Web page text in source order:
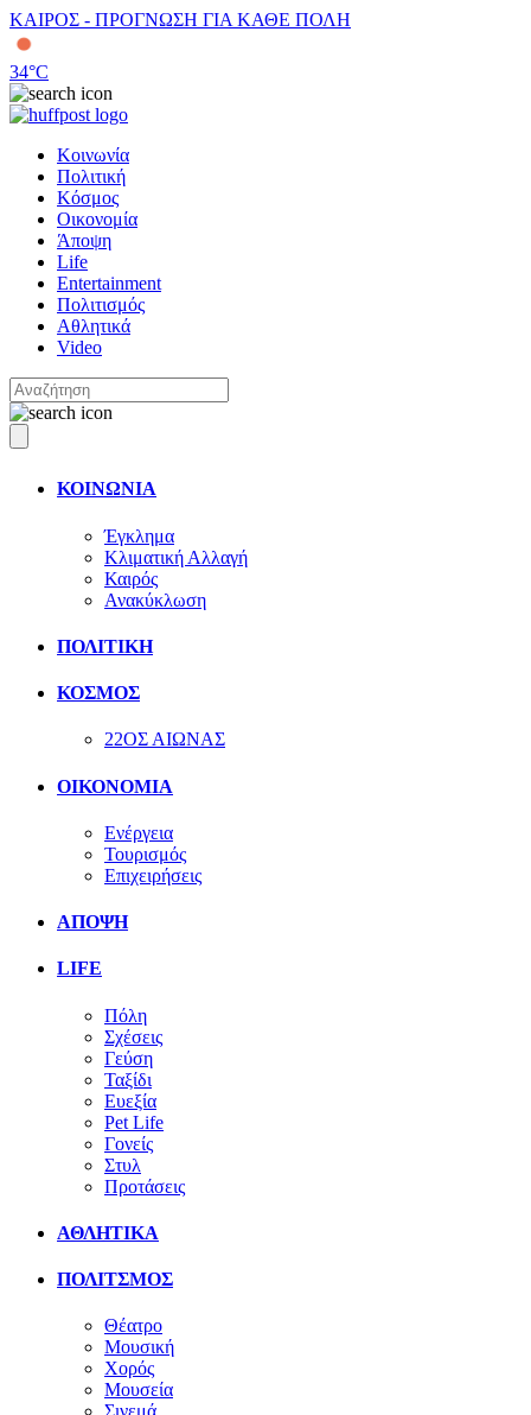
ΚΑΙΡΟΣ - ΠΡΟΓΝΩΣΗ ΓΙΑ ΚΑΘΕ ΠΟΛΗ
34°C
Κοινωνία
Πολιτική
Κόσμος
Οικονομία
Άποψη
Life
Entertainment
Πολιτισμός
Αθλητικά
Video
ΚΟΙΝΩΝΙΑ
Έγκλημα
Κλιματική Αλλαγή
Καιρός
Ανακύκλωση
ΠΟΛΙΤΙΚΗ
ΚΟΣΜΟΣ
22ΟΣ ΑΙΩΝΑΣ
ΟΙΚΟΝΟΜΙΑ
Ενέργεια
Τουρισμός
Επιχειρήσεις
ΑΠΟΨΗ
LIFE
Πόλη
Σχέσεις
Γεύση
Ταξίδι
Ευεξία
Pet Life
Γονείς
Στυλ
Προτάσεις
ΑΘΛΗΤΙΚΑ
ΠΟΛΙΤΣΜΟΣ
Θέατρο
Μουσική
Χορός
Μουσεία